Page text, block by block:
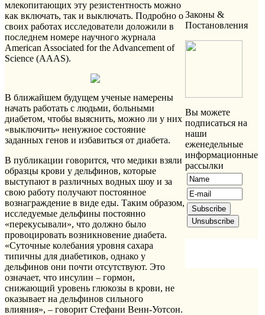
млекопитающих эту резистентность можно
как включать, так и выключать. Подробно о
своих работах исследователи доложили в
последнем номере научного журнала
American Associated for the Advancement of
Science (AAAS).
В ближайшем будущем ученые намерены
начать работать с людьми, больными
диабетом, чтобы выяснить, можно ли у них
«выключить» ненужное состояние
заданных генов и избавиться от диабета.
В публикации говорится, что медики взяли
образцы крови у дельфинов, которые
выступают в различных водных шоу и за
свою работу получают постоянное
вознаграждение в виде еды. Таким образом,
исследуемые дельфины постоянно
«перекусывали», что должно было
провоцировать возникновение диабета.
«Суточные колебания уровня сахара
типичны для диабетиков, однако у
дельфинов они почти отсутствуют. Это
означает, что инсулин – гормон,
снижающий уровень глюкозы в крови, не
оказывает на дельфинов сильного
влияния», – говорит Стефани Венн-Уотсон.
Законы &
Постановления
Вы можете
подписаться на
наши
еженедельные
информационные
рассылки